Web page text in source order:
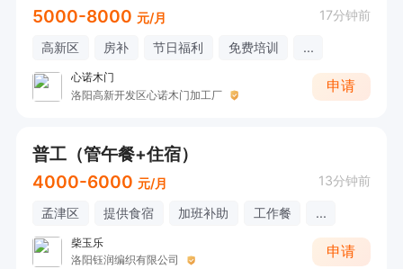
5000-8000 元/月 17分钟前
高新区 房补 节日福利 免费培训 ...
心诺木门
洛阳高新开发区心诺木门加工厂
申请
普工（管午餐+住宿）
4000-6000 元/月 13分钟前
孟津区 提供食宿 加班补助 工作餐 ...
柴玉乐
洛阳钰润编织有限公司
申请